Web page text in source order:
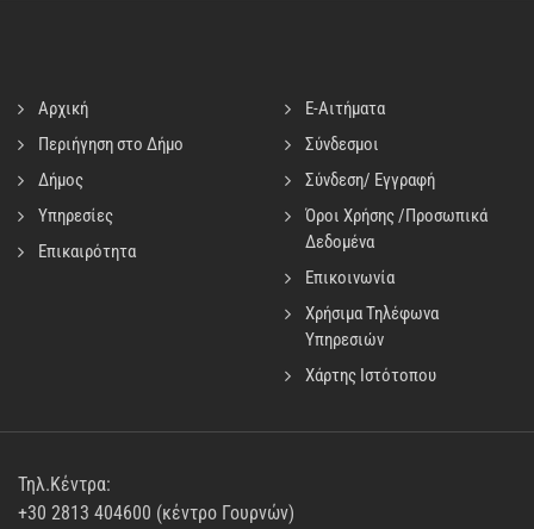
Αρχική
Περιήγηση στο Δήμο
Δήμος
Υπηρεσίες
Επικαιρότητα
E-Αιτήματα
Σύνδεσμοι
Σύνδεση/ Εγγραφή
Όροι Χρήσης /Προσωπικά
Δεδομένα
Επικοινωνία
Χρήσιμα Τηλέφωνα
Υπηρεσιών
Χάρτης Ιστότοπου
Τηλ.Κέντρα:
+30 2813 404600 (κέντρο Γουρνών)